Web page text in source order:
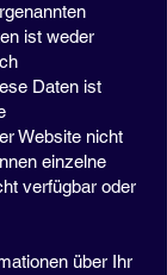
ist weder
Daten ist
Website nicht
einzelne
verfügbar oder
über Ihr